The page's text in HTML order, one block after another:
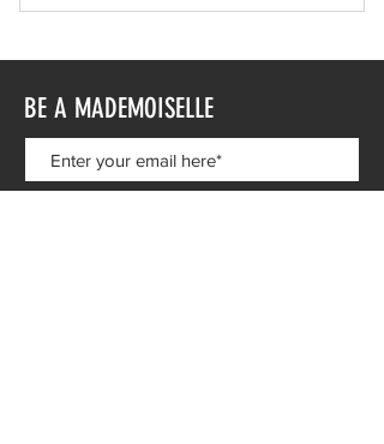
BE A MADEMOISELLE